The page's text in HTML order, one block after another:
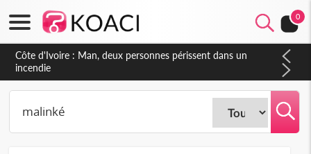
0
Côte d'Ivoire : Séileu, la célébration de la fête nationale
transformée en vaste campagne contre les produits
dépigmentants dangereux